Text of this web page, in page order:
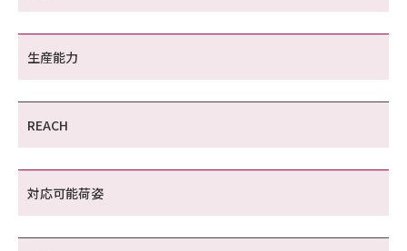
生産能力
REACH
対応可能荷姿